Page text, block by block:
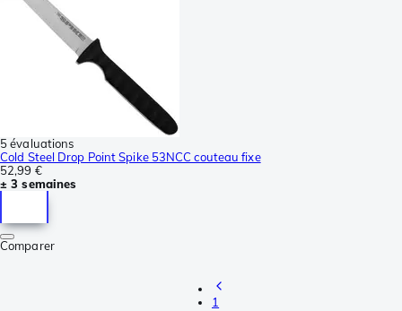
5 évaluations
Cold Steel Drop Point Spike 53NCC couteau fixe
52,99 €
± 3 semaines
Comparer
1